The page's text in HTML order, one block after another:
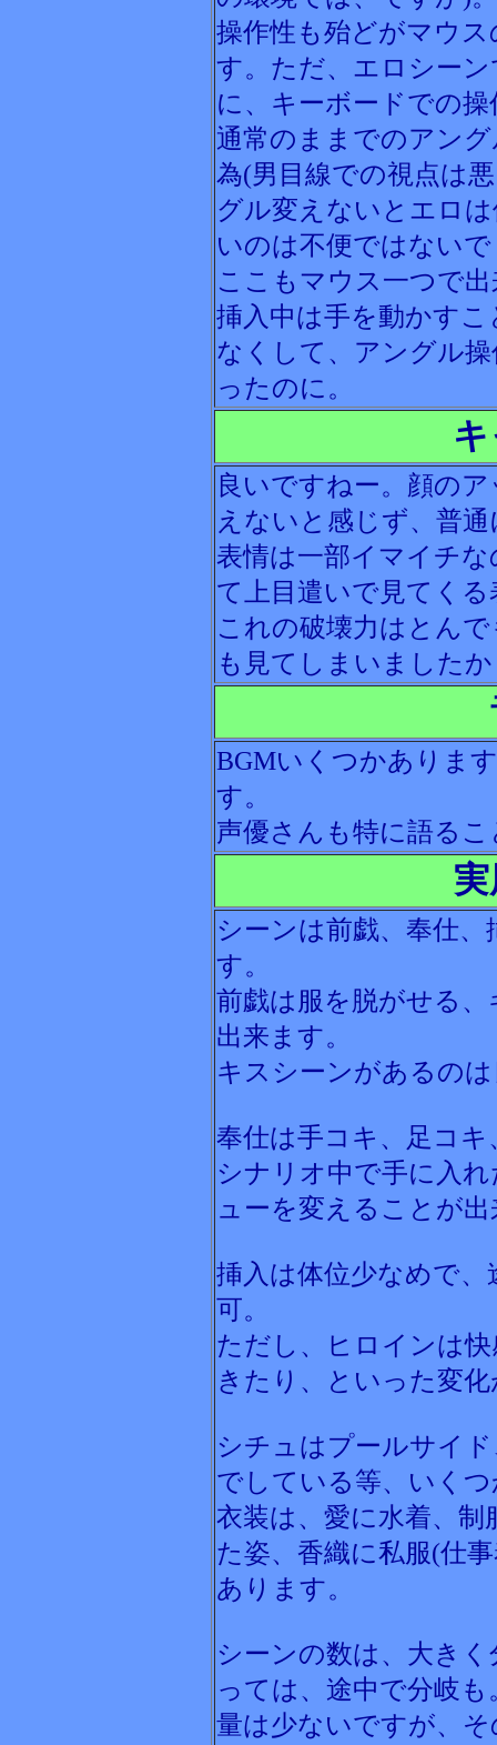
操作性も殆どがマウ
す。ただ、エロシー
に、キーボードでの
通常のままでのアン
為(男目線での視点は
グル変えないとエロ
いのは不便ではない
ここもマウス一つで
挿入中は手を動かす
なくして、アングル
ったのに。
良いですねー。顔の
えないと感じず、普
表情は一部イマイチ
て上目遣いで見てく
これの破壊力はとん
も見てしまいました
BGMいくつかありま
す。
声優さんも特に語る
シーンは前戯、奉仕
す。
前戯は服を脱がせる
出来ます。
キスシーンがあるの
奉仕は手コキ、足コ
シナリオ中で手に入
ューを変えることが
挿入は体位少なめで
可。
ただし、ヒロインは
きたり、といった変
シチュはプールサイ
でしている等、いく
衣装は、愛に水着、
た姿、香織に私服(仕
あります。
シーンの数は、大き
っては、途中で分岐も
量は少ないですが、